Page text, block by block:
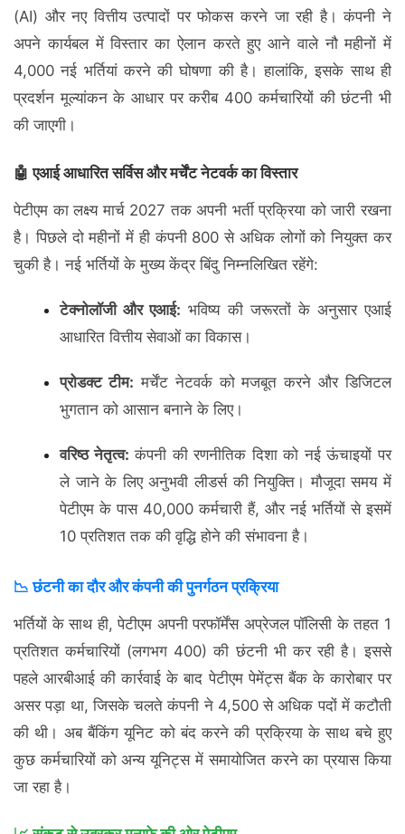
(AI) और नए वित्तीय उत्पादों पर फोकस करने जा रही है। कंपनी ने
अपने कार्यबल में विस्तार का ऐलान करते हुए आने वाले नौ महीनों में
4,000 नई भर्तियां करने की घोषणा की है। हालांकि, इसके साथ ही
प्रदर्शन मूल्यांकन के आधार पर करीब 400 कर्मचारियों की छंटनी भी
की जाएगी।
🤖 एआई आधारित सर्विस और मर्चेंट नेटवर्क का विस्तार
पेटीएम का लक्ष्य मार्च 2027 तक अपनी भर्ती प्रक्रिया को जारी रखना
है। पिछले दो महीनों में ही कंपनी 800 से अधिक लोगों को नियुक्त कर
चुकी है। नई भर्तियों के मुख्य केंद्र बिंदु निम्नलिखित रहेंगे:
टेक्नोलॉजी और एआई: भविष्य की जरूरतों के अनुसार एआई
आधारित वित्तीय सेवाओं का विकास।
प्रोडक्ट टीम: मर्चेंट नेटवर्क को मजबूत करने और डिजिटल
भुगतान को आसान बनाने के लिए।
वरिष्ठ नेतृत्व: कंपनी की रणनीतिक दिशा को नई ऊंचाइयों पर
ले जाने के लिए अनुभवी लीडर्स की नियुक्ति। मौजूदा समय में
पेटीएम के पास 40,000 कर्मचारी हैं, और नई भर्तियों से इसमें
10 प्रतिशत तक की वृद्धि होने की संभावना है।
📉 छंटनी का दौर और कंपनी की पुनर्गठन प्रक्रिया
भर्तियों के साथ ही, पेटीएम अपनी परफॉर्मेंस अप्रेजल पॉलिसी के तहत 1
प्रतिशत कर्मचारियों (लगभग 400) की छंटनी भी कर रही है। इससे
पहले आरबीआई की कार्रवाई के बाद पेटीएम पेमेंट्स बैंक के कारोबार पर
असर पड़ा था, जिसके चलते कंपनी ने 4,500 से अधिक पदों में कटौती
की थी। अब बैंकिंग यूनिट को बंद करने की प्रक्रिया के साथ बचे हुए
कुछ कर्मचारियों को अन्य यूनिट्स में समायोजित करने का प्रयास किया
जा रहा है।